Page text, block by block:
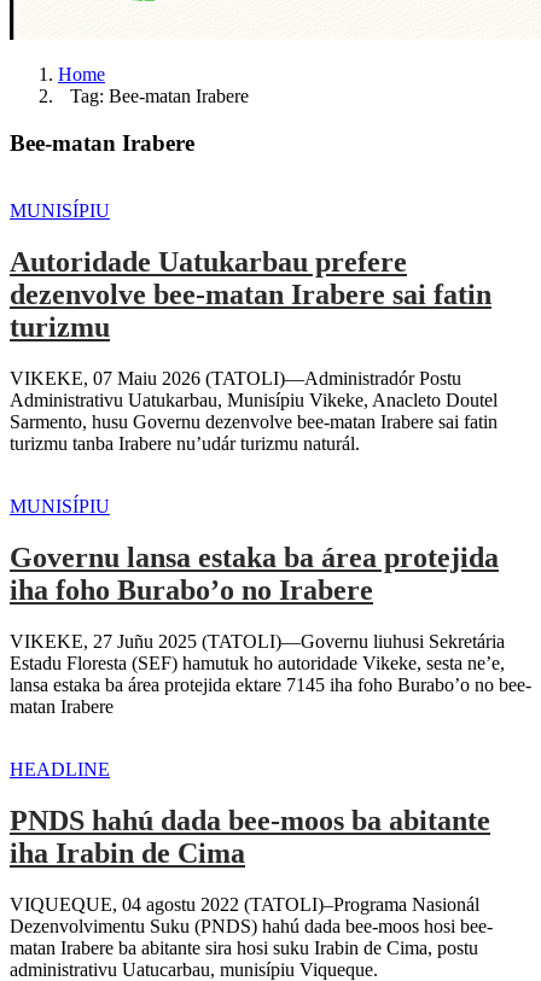
Home
Tag: Bee-matan Irabere
Bee-matan Irabere
MUNISÍPIU
Autoridade Uatukarbau prefere
dezenvolve bee-matan Irabere sai fatin
turizmu
VIKEKE, 07 Maiu 2026 (TATOLI)—Administradór Postu
Administrativu Uatukarbau, Munisípiu Vikeke, Anacleto Doutel
Sarmento, husu Governu dezenvolve bee-matan Irabere sai fatin
turizmu tanba Irabere nu’udár turizmu naturál.
MUNISÍPIU
Governu lansa estaka ba área protejida
iha foho Burabo’o no Irabere
VIKEKE, 27 Juñu 2025 (TATOLI)—Governu liuhusi Sekretária
Estadu Floresta (SEF) hamutuk ho autoridade Vikeke, sesta ne’e,
lansa estaka ba área protejida ektare 7145 iha foho Burabo’o no bee-
matan Irabere
HEADLINE
PNDS hahú dada bee-moos ba abitante
iha Irabin de Cima
VIQUEQUE, 04 agostu 2022 (TATOLI)–Programa Nasionál
Dezenvolvimentu Suku (PNDS) hahú dada bee-moos hosi bee-
matan Irabere ba abitante sira hosi suku Irabin de Cima, postu
administrativu Uatucarbau, munisípiu Viqueque.